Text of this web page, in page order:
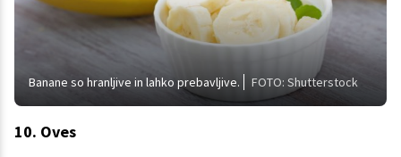
Banane so hranljive in lahko prebavljive. FOTO: Shutterstock
10. Oves